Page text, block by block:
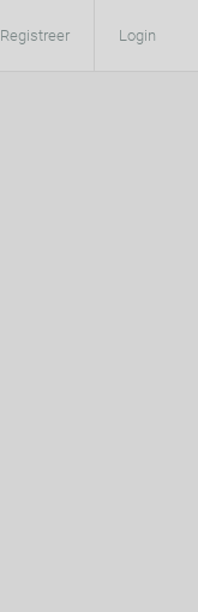
Registreer Login